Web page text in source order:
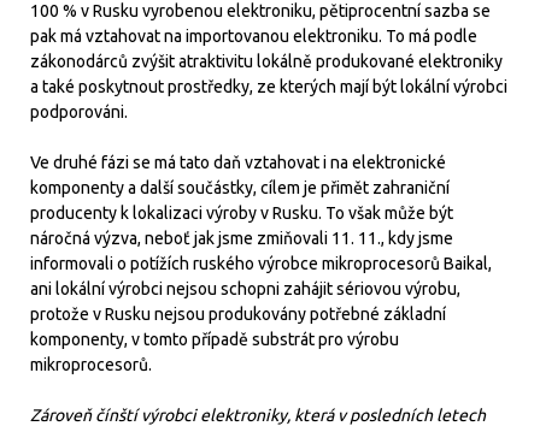
100 % v Rusku vyrobenou elektroniku, pětiprocentní sazba se
pak má vztahovat na importovanou elektroniku. To má podle
zákonodárců zvýšit atraktivitu lokálně produkované elektroniky
a také poskytnout prostředky, ze kterých mají být lokální výrobci
podporováni.
Ve druhé fázi se má tato daň vztahovat i na elektronické
komponenty a další součástky, cílem je přimět zahraniční
producenty k lokalizaci výroby v Rusku. To však může být
náročná výzva, neboť jak jsme zmiňovali 11. 11., kdy jsme
informovali o potížích ruského výrobce mikroprocesorů Baikal,
ani lokální výrobci nejsou schopni zahájit sériovou výrobu,
protože v Rusku nejsou produkovány potřebné základní
komponenty, v tomto případě substrát pro výrobu
mikroprocesorů.
Zároveň čínští výrobci elektroniky, která v posledních letech